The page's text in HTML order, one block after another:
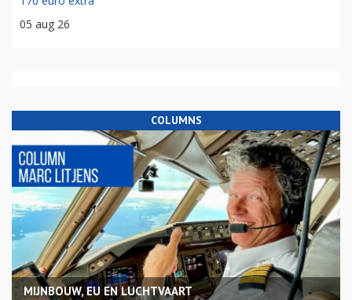
05 aug 26
COLUMNS
MIJNBOUW, EU EN LUCHTVAART